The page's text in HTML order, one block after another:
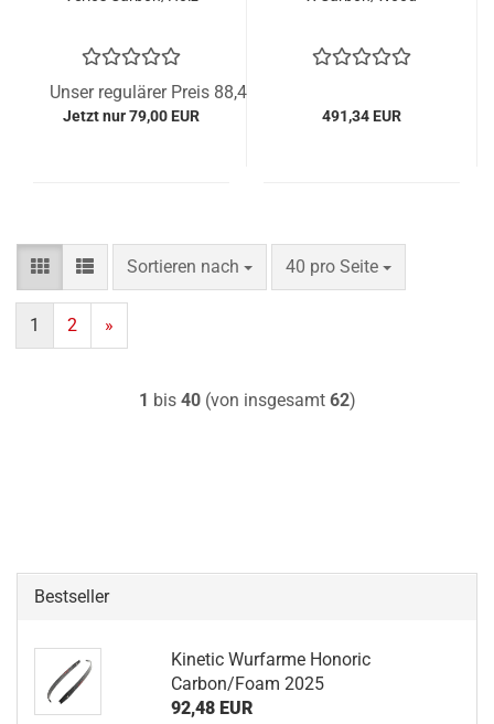
Unser regulärer Preis 88,43 EUR
Jetzt nur 79,00 EUR 491,34 EUR
Sortieren nach
Sortieren nach 40 pro Seite
pro Seite
1 2 »
1 bis 40(von insgesamt 62)
Bestseller
Kinetic Wurfarme Honoric
Carbon/Foam 2025
92,48 EUR